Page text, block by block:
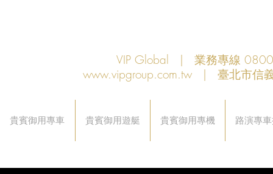
VIP Global | 業務專線
www.vipgroup.com.tw | 臺北市信
貴賓御用專車 貴賓御用遊艇 貴賓御用專機 路演專